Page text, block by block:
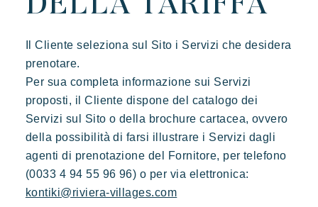
DELLA TARIFFA
Il Cliente seleziona sul Sito i Servizi che desidera
prenotare.
Per sua completa informazione sui Servizi
proposti, il Cliente dispone del catalogo dei
Servizi sul Sito o della brochure cartacea, ovvero
della possibilità di farsi illustrare i Servizi dagli
agenti di prenotazione del Fornitore, per telefono
(0033 4 94 55 96 96) o per via elettronica:
kontiki@riviera-villages.com